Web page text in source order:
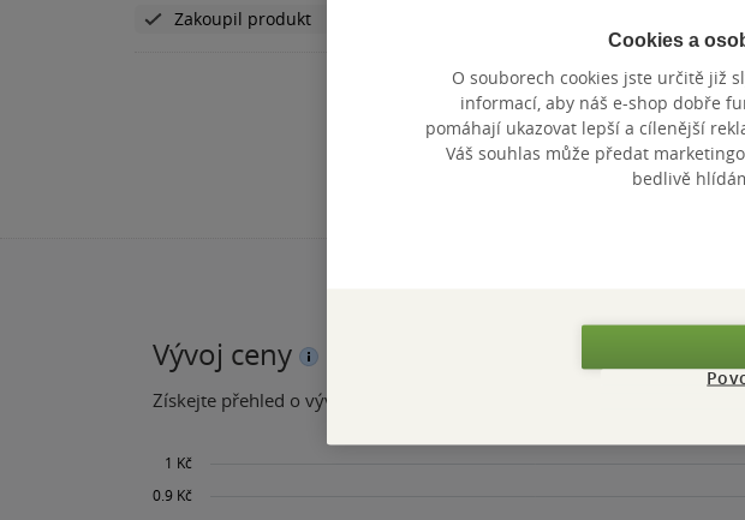
Zakoupil produkt
Vývoj ceny
Získejte přehled o vývoji ceny za posledních 60 dní.
Cookies a
O souborech cookies jste určitě již
informací, aby náš e-shop dobře
pomáhají ukazovat lepší a cílenější
Váš souhlas může předat
bedlivě